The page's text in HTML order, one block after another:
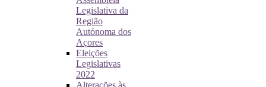
Legislativa da
Região
Autónoma dos
Açores
Eleições
Legislativas
2022
Alterações às